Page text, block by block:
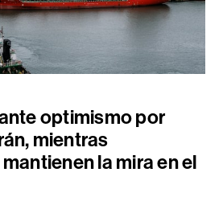
optimismo por
mientras
la mira en el